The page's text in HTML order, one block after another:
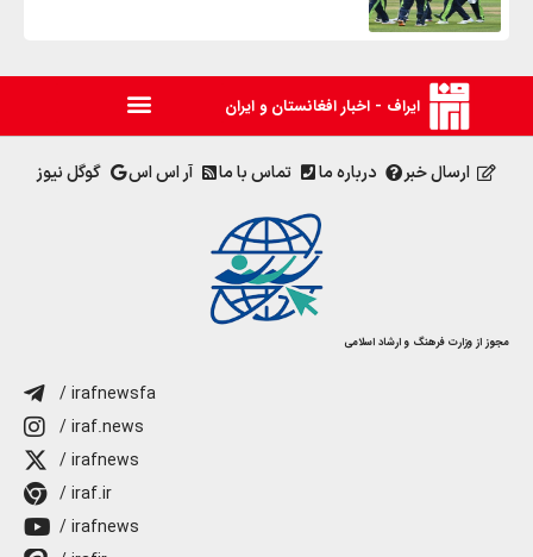
ایراف - اخبار افغانستان و ایران
ارسال خبر درباره ما تماس با ما آر اس اس گوگل نیوز
مجوز از وزارت فرهنگ و ارشاد اسلامی
/ irafnewsfa
/ iraf.news
/ irafnews
/ iraf.ir
/ irafnews